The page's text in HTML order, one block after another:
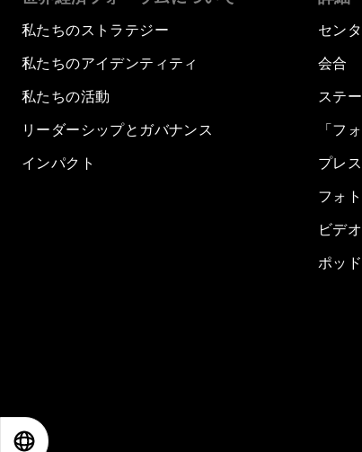
私たちのストラテジー
私たちのアイデンティティ
私たちの活動
リーダーシップとガバナンス
インパクト
セン
会合
ステ
「フ
プレ
フォ
ビデオ
ポッ